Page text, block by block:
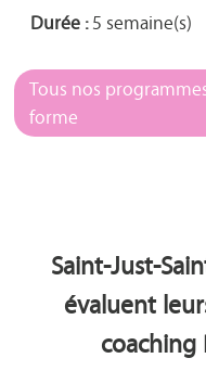
Durée :5 semaine(s)
Tous nos
forme
Saint-Just-
évaluent
coaching